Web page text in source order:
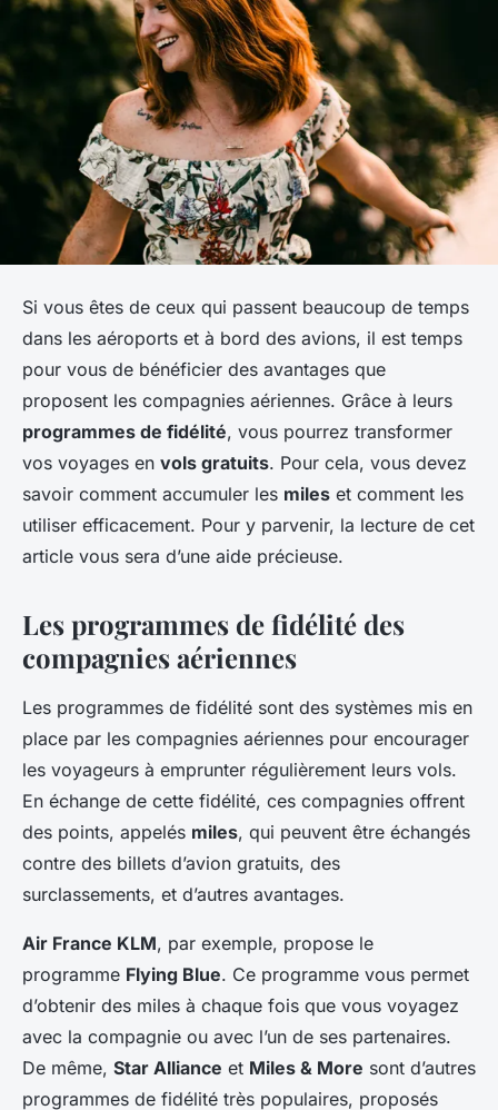
Si vous êtes de ceux qui passent beaucoup de temps
dans les aéroports et à bord des avions, il est temps
pour vous de bénéficier des avantages que
proposent les compagnies aériennes. Grâce à leurs
programmes de fidélité, vous pourrez transformer
vos voyages en vols gratuits. Pour cela, vous devez
savoir comment accumuler les miles et comment les
utiliser efficacement. Pour y parvenir, la lecture de cet
article vous sera d’une aide précieuse.
Les programmes de fidélité des
compagnies aériennes
Les programmes de fidélité sont des systèmes mis en
place par les compagnies aériennes pour encourager
les voyageurs à emprunter régulièrement leurs vols.
En échange de cette fidélité, ces compagnies offrent
des points, appelés miles, qui peuvent être échangés
contre des billets d’avion gratuits, des
surclassements, et d’autres avantages.
Air France KLM, par exemple, propose le
programme Flying Blue. Ce programme vous permet
d’obtenir des miles à chaque fois que vous voyagez
avec la compagnie ou avec l’un de ses partenaires.
De même, Star Alliance et Miles & More sont d’autres
programmes de fidélité très populaires, proposés